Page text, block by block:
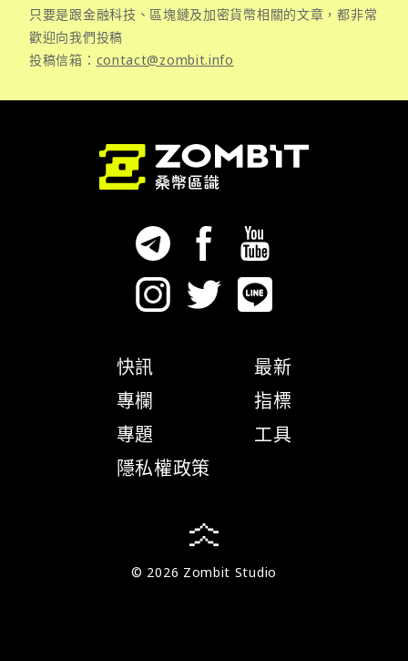
只要是跟金融科技、區塊鏈及加密貨幣相關的文章，都非常
歡迎向我們投稿
投稿信箱： contact@zombit.info
快訊
專欄
專題
隱私權政策
最新
指標
工具
© 2026 Zombit Studio